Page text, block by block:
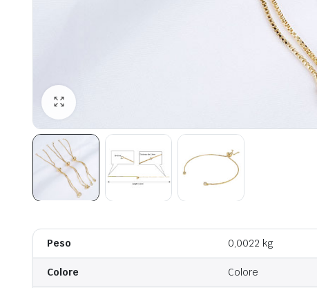
Peso 0,0022 kg
Colore Colore